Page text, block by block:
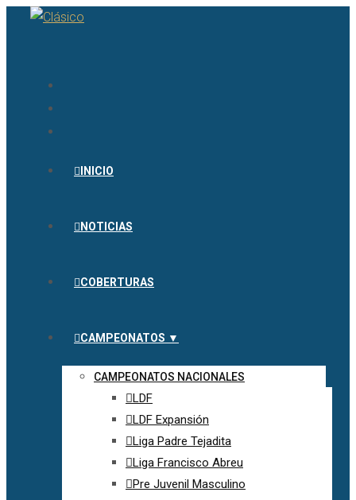
INICIO
NOTICIAS
COBERTURAS
CAMPEONATOS ▼
CAMPEONATOS NACIONALES
LDF
LDF Expansión
Liga Padre Tejadita
Liga Francisco Abreu
Pre Juvenil Masculino